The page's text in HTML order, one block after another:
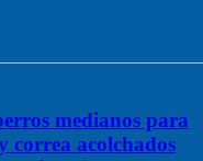
medianos para
correa acolchados